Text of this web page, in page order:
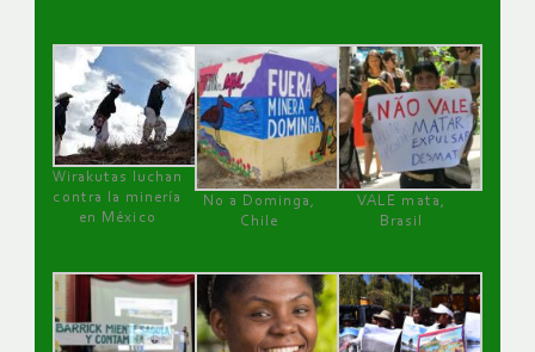
Wirakutas luchan
contra la minería
en México
No a Dominga,
Chile
VALE mata,
Brasil